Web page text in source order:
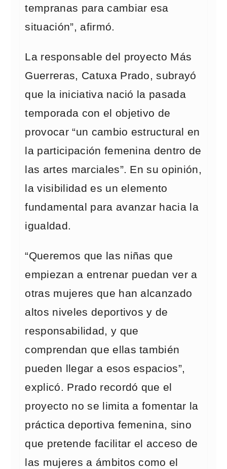
tempranas para cambiar esa
situación”, afirmó.
La responsable del proyecto Más
Guerreras, Catuxa Prado, subrayó
que la iniciativa nació la pasada
temporada con el objetivo de
provocar “un cambio estructural en
la participación femenina dentro de
las artes marciales”. En su opinión,
la visibilidad es un elemento
fundamental para avanzar hacia la
igualdad.
“Queremos que las niñas que
empiezan a entrenar puedan ver a
otras mujeres que han alcanzado
altos niveles deportivos y de
responsabilidad, y que
comprendan que ellas también
pueden llegar a esos espacios”,
explicó. Prado recordó que el
proyecto no se limita a fomentar la
práctica deportiva femenina, sino
que pretende facilitar el acceso de
las mujeres a ámbitos como el